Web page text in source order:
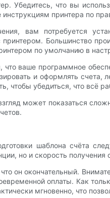
Убедитесь, что вы
инструкциям принтера по
вам потребуется
Большинство
по умолчанию в
что ваше программное
и оформлять
чтобы убедиться, что всё
может показаться
шаблона счёта
но и скорость получения
он окончательный.
оплаты. Как
мгновенно, что